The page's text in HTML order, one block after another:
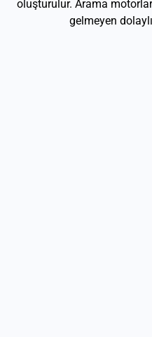
oluşturulur. Arama
gelmeyen